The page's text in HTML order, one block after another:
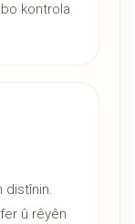
kontrola
distînin.
û rêyên